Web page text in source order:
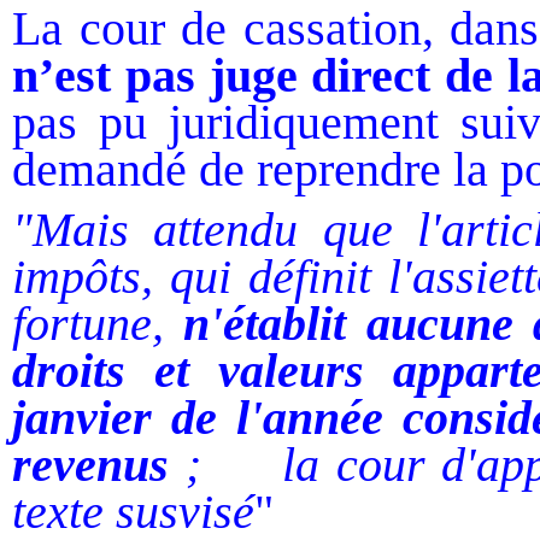
La cour de cassation,
n’est pas juge direct de
pas pu juridiquement
demandé de reprendre la
"Mais attendu que
impôts, qui définit
fortune, n'établit aucune
droits et valeurs
janvier de l'année
revenus ;
la cour
texte susvisé"